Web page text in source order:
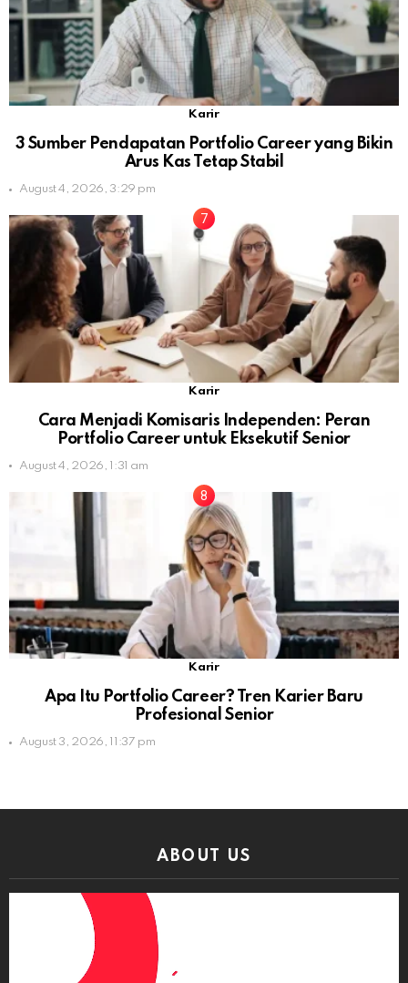
Karir
3 Sumber Pendapatan Portfolio Career yang Bikin
Arus Kas Tetap Stabil
August 4, 2026, 3:29 pm
Karir
Cara Menjadi Komisaris Independen: Peran
Portfolio Career untuk Eksekutif Senior
August 4, 2026, 1:31 am
Karir
Apa Itu Portfolio Career? Tren Karier Baru
Profesional Senior
August 3, 2026, 11:37 pm
ABOUT US